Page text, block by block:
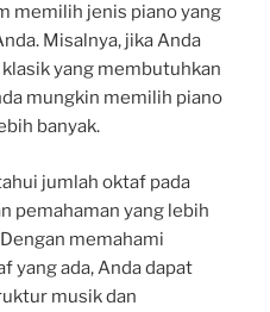
memilih jenis piano yang
Misalnya, jika Anda
yang membutuhkan
mungkin memilih piano
banyak.
jumlah oktaf pada
pemahaman yang lebih
memahami
yang ada, Anda dapat
musik dan